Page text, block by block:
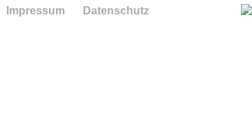
Impressum Datenschutz